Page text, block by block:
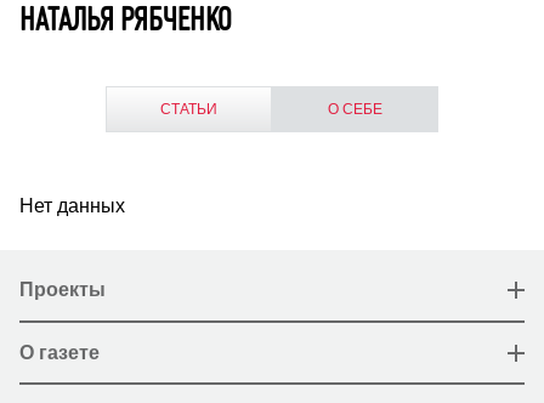
НАТАЛЬЯ РЯБЧЕНКО
СТАТЬИ О СЕБЕ
Нет данных
Проекты
О газете